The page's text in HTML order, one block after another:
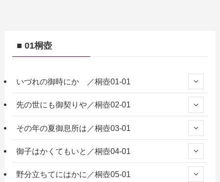
■ 01桐壺
いづれの御時にか ／桐壺01-01
先の世にも御契りや／桐壺02-01
その年の夏御息所は／桐壺03-01
御子はかくてもいと／桐壺04-01
野分立ちてにはかに／桐壺05-01